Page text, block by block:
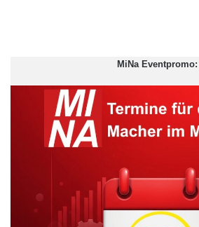
MiNa Eventpromo: